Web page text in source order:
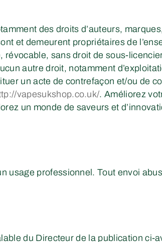
des droits d’auteurs,
et demeurent propriétaires de
sans droit de sous-
autre droit, notamment
un acte de contrefaçon et/ou de
vapesukshop.co.uk/. Améliorez
un monde de saveurs et
usage professionnel. Tout envoi
du Directeur de la publication ci-